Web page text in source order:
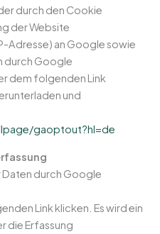
durch den Cookie
der Website
Adresse) an Google sowie
durch Google
dem folgenden Link
und
gaoptout?hl=de
Daten durch Google
Link klicken. Es wird ein
Erfassung